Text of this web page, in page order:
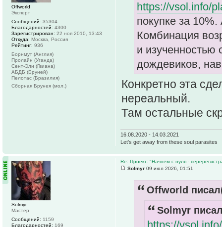
https://vsol.info/
покупке за
Комбинация
и изученностью
дождевиков,
Конкретно эта
нереальный.
Там остальные
16.08.2020 - 14.03.2021
Let's get away from these soul parasites
Offworld
Эксперт
Сообщений: 35304
Благодарностей: 4300
Зарегистрирован: 22 ноя 2010, 13:43
Откуда: Москва, Россия
Рейтинг: 936
Борнмут (Англия)
Пролайн (Уганда)
Сент-Эли (Гвиана)
АБДБ (Бруней)
Пелотас (Бразилия)
Сборная Брунея (мол.)
Re: Проект: "Начнем с нуля -
Solmyr 09 июл 2026, 01:51
Offworld
Solmyr
Solmyr
Мастер
Сообщений: 1159
Благодарностей: 169